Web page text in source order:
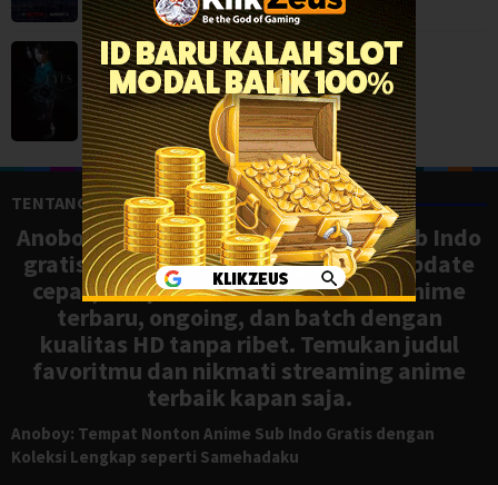
The Eyes (2026)
Horror,Movies,Thriller,Korea
TENTANG ANOBOY
Anoboy adalah situs nonton anime sub Indo
gratis dengan koleksi lengkap dan update
cepat, mirip Samehadaku. Tonton anime
terbaru, ongoing, dan batch dengan
kualitas HD tanpa ribet. Temukan judul
favoritmu dan nikmati streaming anime
terbaik kapan saja.
Anoboy: Tempat Nonton Anime Sub Indo Gratis dengan
Koleksi Lengkap seperti Samehadaku